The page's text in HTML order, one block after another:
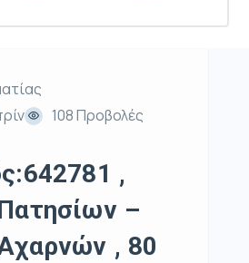
108 Προβολές
,
–
, 80